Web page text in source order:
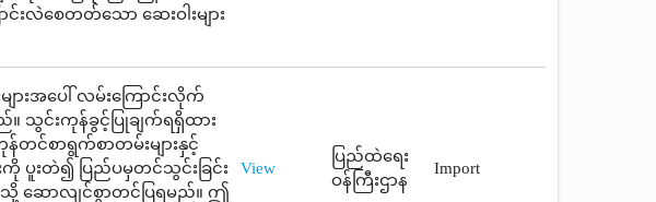
လဲစေတတ်သော ဆေးဝါးများ
းအပေါ် လမ်းကြောင်းလိုက်
။ သွင်းကုန်ခွင့်ပြုချက်ရရှိထား
တင်စာရွက်စာတမ်းများနှင့်
ပူးတဲ၍ ပြည်ပမှတင်သွင်းခြင်း
သို့ ဆောလျင်စွာတင်ပြရမည်။ ဤ
View
ပြည်ထဲရေး
ဝန်ကြီးဌာန
Import